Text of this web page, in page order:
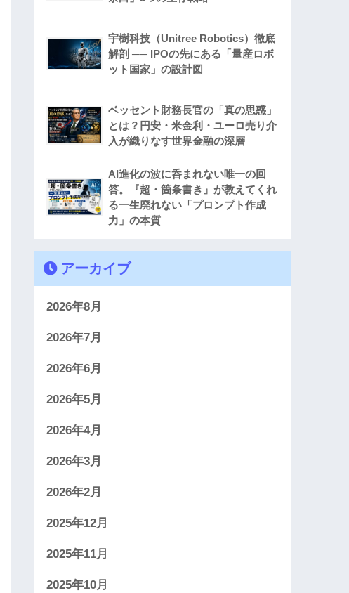
宇樹科技（Unitree Robotics）徹底
解剖 ── IPOの先にある「量産ロボ
ット国家」の設計図
ベッセント財務長官の「真の思惑」
とは？円安・米金利・ユーロ売り介
入が織りなす世界金融の深層
AI進化の波に呑まれない唯一の回
答。『超・箇条書き』が教えてくれ
る一生廃れない「プロンプト作成
力」の本質
アーカイブ
2026年8月
2026年7月
2026年6月
2026年5月
2026年4月
2026年3月
2026年2月
2025年12月
2025年11月
2025年10月